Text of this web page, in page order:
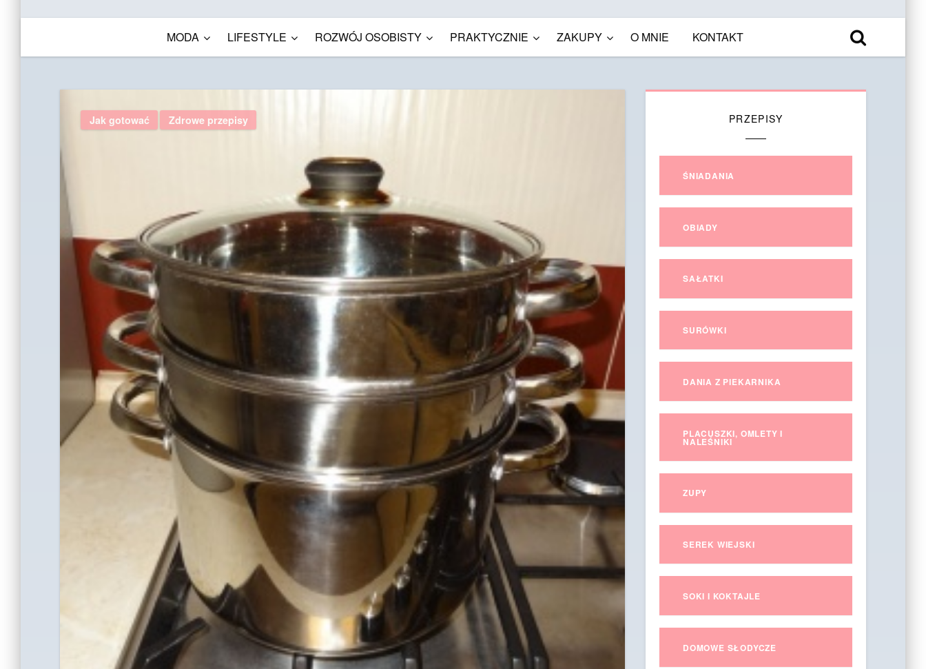
MODA LIFESTYLE ROZWÓJ OSOBISTY PRAKTYCZNIE ZAKUPY O MNIE KONTAKT
Jak gotować Zdrowe przepisy PRZEPISY
ŚNIADANIA
OBIADY
SAŁATKI
SURÓWKI
DANIA Z PIEKARNIKA
PLACUSZKI, OMLETY I
NALEŚNIKI
ZUPY
SEREK WIEJSKI
SOKI I KOKTAJLE
DOMOWE SŁODYCZE